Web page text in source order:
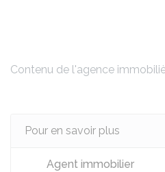
Contenu de l'agence
Pour en savoir plus
Agent immobilier